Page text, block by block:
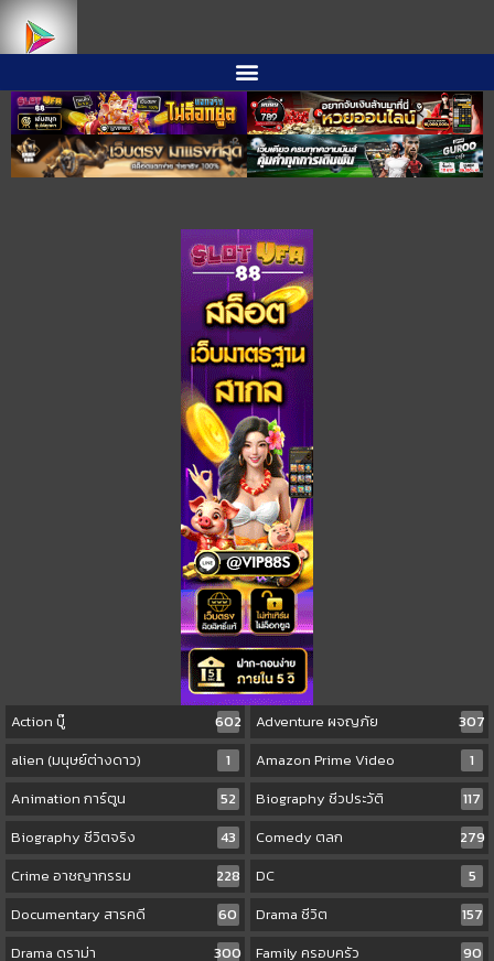
Action บู๊ 602 Adventure ผจญภัย
307
alien (มนุษย์ต่างดาว)
1 Amazon Prime Video
1
Animation การ์ตูน
52 Biography ชีวประวัติ
117
Biography ชีวิตจริง
43 Comedy ตลก
279
Crime อาชญากรรม
228 DC
5
Documentary สารคดี
60 Drama ชีวิต
157
Drama ดราม่า
300 Family ครอบครัว
90